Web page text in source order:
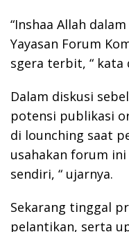
“Inshaa Allah
Yayasan Forum
sgera terbit, “ kata
Dalam diskusi
potensi publikasi
di lounching saat
usahakan forum
sendiri, “ ujarnya.
Sekarang tinggal
pelantikan, serta